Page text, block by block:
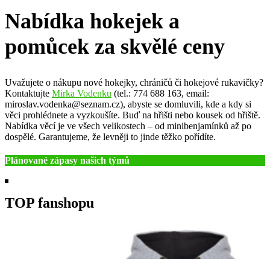
Nabídka hokejek a
pomůcek za skvělé ceny
Uvažujete o nákupu nové hokejky, chráničů či hokejové rukavičky?
Kontaktujte Mirka Vodenku (tel.: 774 688 163, email:
miroslav.vodenka@seznam.cz), abyste se domluvili, kde a kdy si
věci prohlédnete a vyzkoušíte. Buď na hřišti nebo kousek od hřiště.
Nabídka věcí je ve všech velikostech – od minibenjamínků až po
dospělé. Garantujeme, že levněji to jinde těžko pořídíte.
Plánované zápasy našich týmů
TOP fanshopu